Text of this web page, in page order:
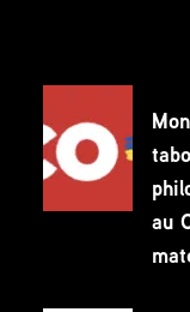
au